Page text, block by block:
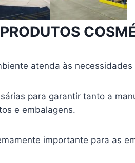
atenda às
para garantir tanto a
e embalagens.
importante para as